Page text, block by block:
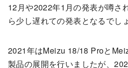
12月や2022年1月の発表が噂さ
ら少し遅れての発表となるでしょ
2021年はMeizu 18/18 Proと
製品の展開を行いましたが、